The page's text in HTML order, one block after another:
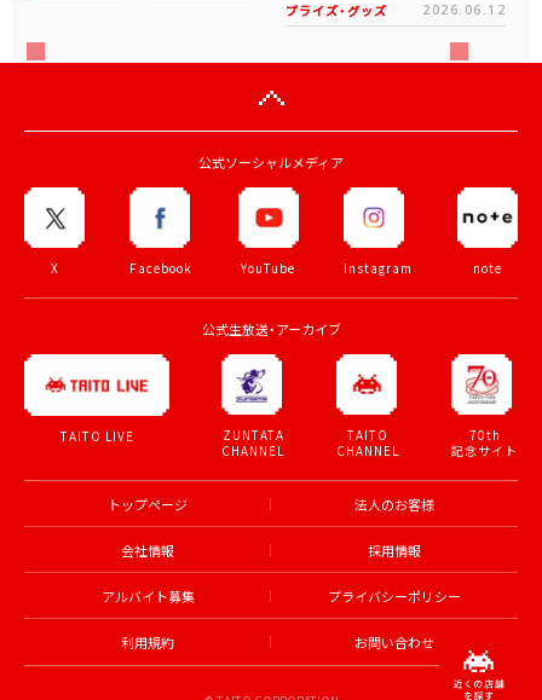
プライズ・グッズ 2026.06.12
公式ソーシャルメディア
X Facebook YouTube Instagram note
公式生放送・アーカイブ
TAITO LIVE
ZUNTATA
CHANNEL
TAITO
CHANNEL
70th
記念サイト
トップページ 法人のお客様
会社情報 採用情報
アルバイト募集 プライバシーポリシー
利用規約 お問い合わせ